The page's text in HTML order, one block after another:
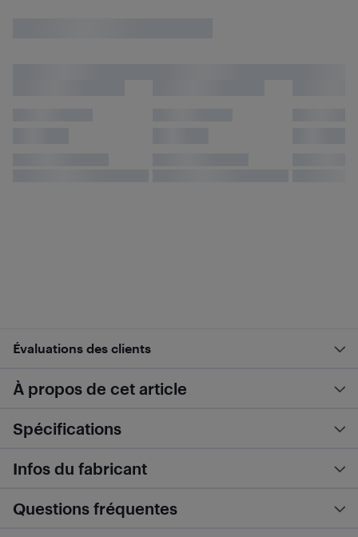
Évaluations des clients
À propos de cet article
Spécifications
Infos du fabricant
Questions fréquentes